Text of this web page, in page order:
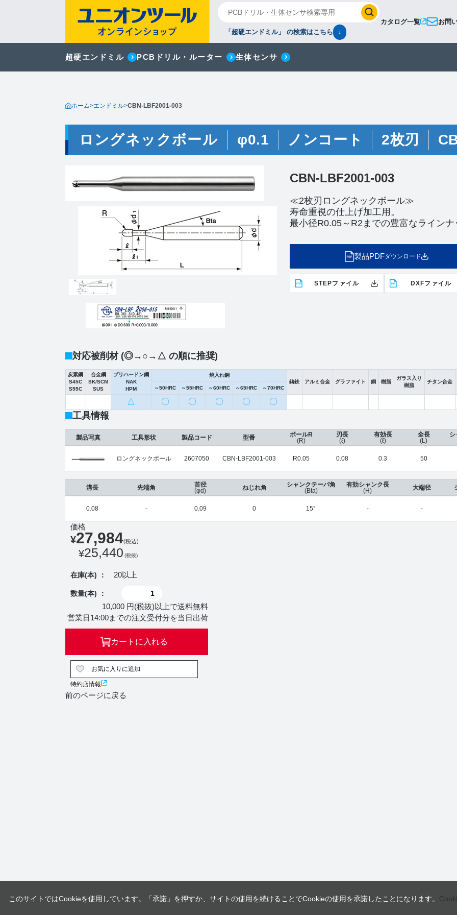
カタログ一覧 お問
「超硬エンドミル」 の検索はこちら ↓
超硬エンドミル PCBドリル・ルーター 生体センサ
ホーム>エンドミル>CBN-LBF2001-003
ロングネックボール φ0.1 ノンコート 2枚刃
CBN-LBF2001-003
≪2枚刃ロングネックボール≫
寿命重視の仕上げ加工用。
最小径R0.05～R2までの豊富なラインナ
製品PDFダウンロード
STEPファイル DXFファイル
対応被削材 (◎→○→△ の順に推奨)
炭素鋼
S45C
S55C
合金鋼
SK/SCM
SUS
プリハードン鋼
NAK
HPM
焼入れ鋼
鋳鉄
アルミ合金 グラファイト 銅 樹脂
ガラス入り
樹脂
チタン合金
～50HRC
～55HRC ～60HRC ～65HRC ～70HRC
△ 〇 〇 〇 〇 〇
工具情報
製品写真 工具形状
ロングネックボール
製品コード
2607050
型番
CBN-LBF2001-003
ボールR
(R)
R0.05
刃長
(ℓ)
0.08
有効長
(ℓ)
0.3
全長
(L)
50
シ
溝長
0.08
先端角
-
首径
(φd)
0.09
ねじれ角
0
シャンクテーパ角
(Bta)
15°
有効シャンク長
(H)
-
大端径
-
価格
¥27,984(税込)
¥25,440 (税抜)
在庫(本) ： 20以上
数量(本) ：
10,000 円(税抜)以上で送料無料
営業日14:00までの注文受付分を当日出荷
カートに入れる
お気に入りに追加
特約店情報
前のページに戻る
このサイトではCookieを使用しています。「承諾」を押すか、サイトの使用を続けることでCookieの使用を承諾したことになります。